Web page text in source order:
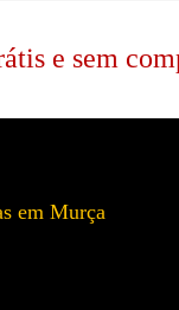
e sem
em Murça